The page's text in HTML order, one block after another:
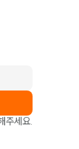
주세요.